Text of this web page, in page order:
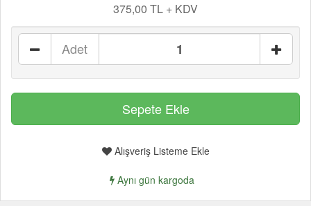
375,00 TL + KDV
Adet
Alışveriş Listeme Ekle
Aynı gün kargoda